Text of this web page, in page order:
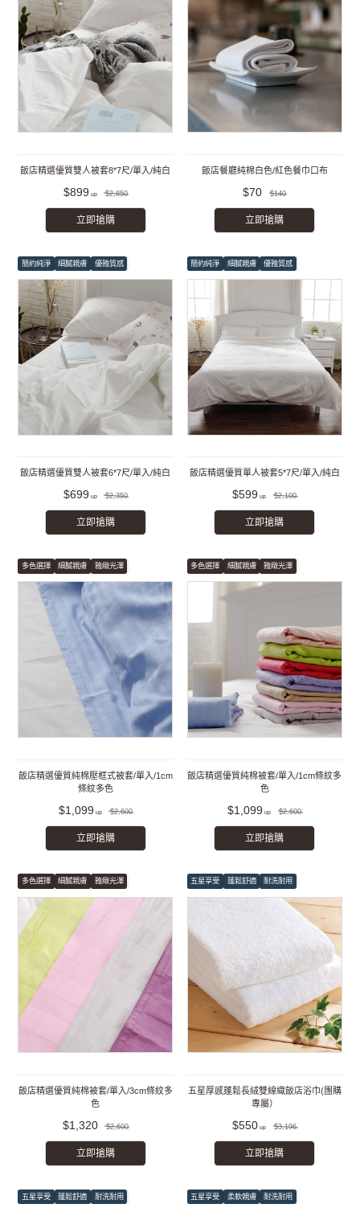
飯店精選優質雙人被套8*7尺/單入/純白
$899 $2,850
立即搶購
飯店餐廳純棉白色/紅色餐巾口布
$70 $140
立即搶購
簡約純淨 細膩親膚 優雅質感
飯店精選優質雙人被套6*7尺/單入/純白
$699 $2,350
立即搶購
簡約純淨 細膩親膚 優雅質感
飯店精選優質單人被套5*7尺/單入/純白
$599 $2,100
立即搶購
多色選擇 細膩親膚 雅緻光澤
飯店精選優質純棉壓框式被套/單入/1cm
條紋多色
$1,099 $2,600
立即搶購
多色選擇 細膩親膚 雅緻光澤
飯店精選優質純棉被套/單入/1cm條紋多
色
$1,099 $2,600
立即搶購
多色選擇 細膩親膚 雅緻光澤
飯店精選優質純棉被套/單入/3cm條紋多
色
$1,320 $2,600
立即搶購
五星享受 蓬鬆舒適 耐洗耐用
五星厚感蓬鬆長絨雙線織飯店浴巾(團購
專屬）
$550 $3,196
立即搶購
五星享受 蓬鬆舒適 耐洗耐用 五星享受 柔軟親膚 耐洗耐用